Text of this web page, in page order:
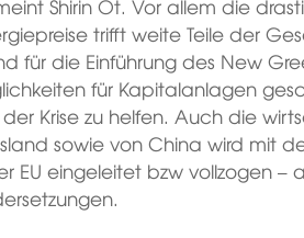
Shirin Ot. Vor allem die
trifft weite Teile der
für die Einführung des New
für Kapitalanlagen
Krise zu helfen. Auch die
sowie von China wird mit
EU eingeleitet bzw vollzogen –